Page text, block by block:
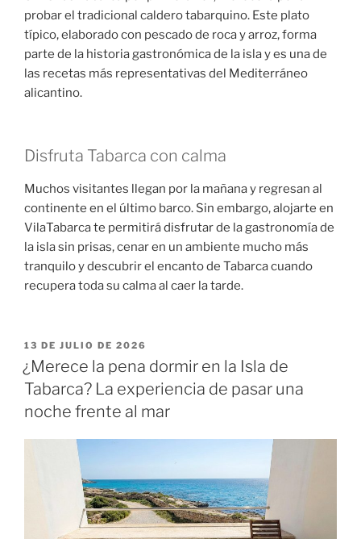
probar el tradicional caldero tabarquino. Este plato
típico, elaborado con pescado de roca y arroz, forma
parte de la historia gastronómica de la isla y es una de
las recetas más representativas del Mediterráneo
alicantino.
Disfruta Tabarca con calma
Muchos visitantes llegan por la mañana y regresan al
continente en el último barco. Sin embargo, alojarte en
VilaTabarca te permitirá disfrutar de la gastronomía de
la isla sin prisas, cenar en un ambiente mucho más
tranquilo y descubrir el encanto de Tabarca cuando
recupera toda su calma al caer la tarde.
13 DE JULIO DE 2026
¿Merece la pena dormir en la Isla de
Tabarca? La experiencia de pasar una
noche frente al mar